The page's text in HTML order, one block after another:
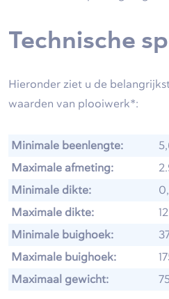
Technische
Hieronder ziet u de
waarden van plooiwerk*:
Minimale beenlengte:
Maximale afmeting:
Minimale dikte:
Maximale dikte:
Minimale buighoek:
Maximale buighoek:
Maximaal gewicht: